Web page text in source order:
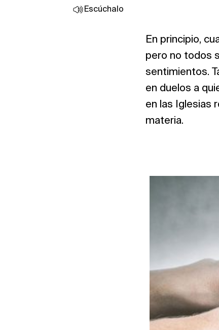
Escúchalo
En principio,
pero no todos
sentimientos.
en duelos a
en las Iglesias
materia.